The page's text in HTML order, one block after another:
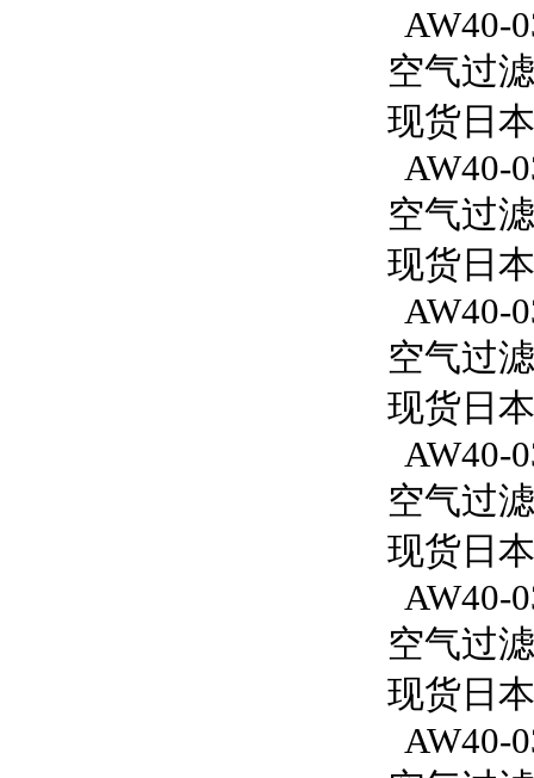
AW40-
空气过
现货日
AW40-
空气过
现货日
AW40-
空气过
现货日
AW40-
空气过
现货日
AW40-
空气过
现货日
AW40-